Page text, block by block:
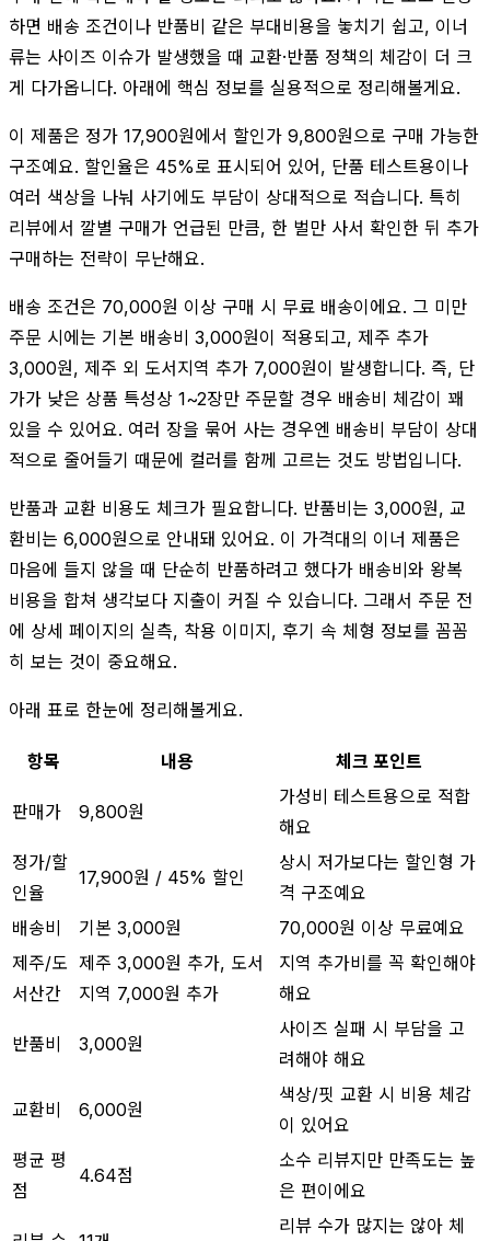
하면 배송 조건이나 반품비 같은 부대비용을 놓치기 쉽고, 이너
류는 사이즈 이슈가 발생했을 때 교환·반품 정책의 체감이 더 크
게 다가옵니다. 아래에 핵심 정보를 실용적으로 정리해볼게요.
이 제품은 정가 17,900원에서 할인가 9,800원으로 구매 가능한
구조예요. 할인율은 45%로 표시되어 있어, 단품 테스트용이나
여러 색상을 나눠 사기에도 부담이 상대적으로 적습니다. 특히
리뷰에서 깔별 구매가 언급된 만큼, 한 벌만 사서 확인한 뒤 추가
구매하는 전략이 무난해요.
배송 조건은 70,000원 이상 구매 시 무료 배송이에요. 그 미만
주문 시에는 기본 배송비 3,000원이 적용되고, 제주 추가
3,000원, 제주 외 도서지역 추가 7,000원이 발생합니다. 즉, 단
가가 낮은 상품 특성상 1~2장만 주문할 경우 배송비 체감이 꽤
있을 수 있어요. 여러 장을 묶어 사는 경우엔 배송비 부담이 상대
적으로 줄어들기 때문에 컬러를 함께 고르는 것도 방법입니다.
반품과 교환 비용도 체크가 필요합니다. 반품비는 3,000원, 교
환비는 6,000원으로 안내돼 있어요. 이 가격대의 이너 제품은
마음에 들지 않을 때 단순히 반품하려고 했다가 배송비와 왕복
비용을 합쳐 생각보다 지출이 커질 수 있습니다. 그래서 주문 전
에 상세 페이지의 실측, 착용 이미지, 후기 속 체형 정보를 꼼꼼
히 보는 것이 중요해요.
아래 표로 한눈에 정리해볼게요.
항목 내용 체크 포인트
판매가 9,800원
가성비 테스트용으로 적합
해요
정가/할
인율
17,900원 / 45% 할인
상시 저가보다는 할인형 가
격 구조예요
배송비
기본 3,000원
70,000원 이상 무료예요
제주/도
서산간
제주 3,000원 추가, 도서
지역 7,000원 추가
지역 추가비를 꼭 확인해야
해요
반품비 3,000원
사이즈 실패 시 부담을 고
려해야 해요
교환비 6,000원
색상/핏 교환 시 비용 체감
이 있어요
평균 평
점
4.64점
소수 리뷰지만 만족도는 높
은 편이에요
리뷰 수가 많지는 않아 체